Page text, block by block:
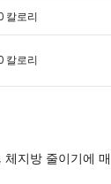
칼로리
칼로리
지방 줄이기에